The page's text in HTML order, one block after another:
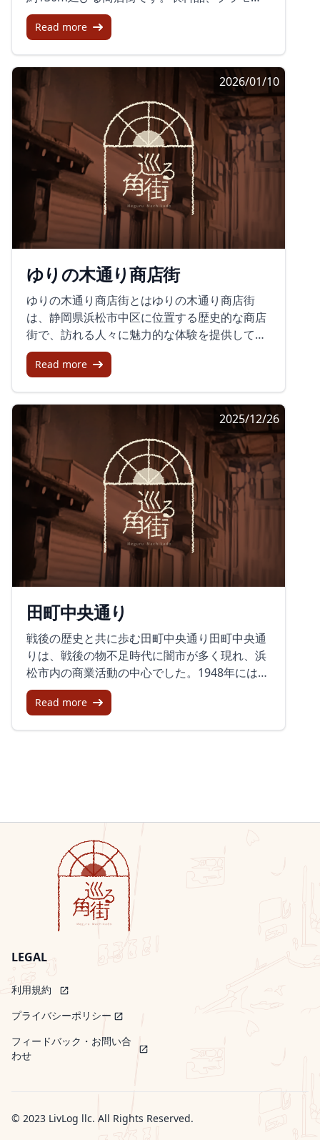
いを楽しむことができます。特に毎年11月に行
われる「軽トラ市」は、地元の採れたて野菜や
手作りの特産品が並び、地域外からの観光客も
多く訪れるイベントです。鍛冶町通商店街の楽
しみ方商店街を訪れたら、まずは地元の喫茶店
で一息つきましょう。のんびりとした雰囲気の
中、浜松の特産品を使用した料理を楽しむのも
一興です。また、家族や友人へのお土産を探す
際は、個性的な地元の菓子店や楽器店を訪れる
のがおすすめです。それぞれの店で、店主との
会話を楽しみながら、浜松の魅力を感じ取るこ
とができます。まとめ鍛冶町通商店街は、利便
性の良さ、豊富な商品、イベントの充実によっ
て訪れる価値が満載の商店街です。浜松市を訪
ら、浜松の魅力を満喫してください。地元の温
かい雰囲気と、個性あふれる店舗がきっと心に
残る思い出となるでしょう。
ル、美術、飲食店など多様な店舗が並び、新浜
松駅の西隣にある松菱通り商店街から続いてい
地域の安全を高めるため、NPO法人浜松まちな
か環境整備協議会によって防犯カメラ16台が設
置されました。この取り組みは、訪れる人々が
安心してショッピングや食事を楽しめるように
するためのものです。多彩な店構え鍛冶町10丁
目繁栄会は、独特な店構えが特徴です。地元の
住民だけでなく観光客にも人気があります。衣
料品店: さまざまなスタイルの服が揃う衣料品
店。プラモデル店: 模型愛好家にはたまらな
い、ユニークなプラモデル商品が並びます。美
術商: アート作品を楽しみながら買い物ができ
る空間を提供。そば店とメキシコ料理店: 日本
の伝統的な味と異国情緒あふれる料理を堪能で
きます。その他、寿司店、時計店、焼き鳥店、
理容室、リラクゼーションサロンなど、多岐に
わたるサービスが提供されています。浜松市の
一体感と活性化鍛冶町10丁目繁栄会は、浜松市
中心商店街の一部として、地域の活性化に寄与
しています。また、毎年開催される「浜松七夕
まつり」などのイベントを通じて、さらに街の
賑わいを創出しています。このイベントでは、
色とりどりの七夕飾りが街を彩り、訪れる人々
を楽しませています。まとめ多様な店舗が並ぶ
鍛冶町10丁目繁栄会は、地元民だけでなく観光
で訪れる方にも楽しめるスポットです。安心・
安全な買い物環境を支える防犯対策も魅力の一
つです。また、地域を盛り上げるイベントも定
期的に行われており、街全体が楽しさと活気に
満ちています。ぜひ一度訪れて、商店街の活力
と地元の魅力を体感してみてください。
Read more
2026/01/10
ゆりの木通り商店街
ゆりの木通り商店街とはゆりの木通り商店街
は、静岡県浜松市中区に位置する歴史的な商店
街で、訪れる人々に魅力的な体験を提供してい
ます。この商店街は、江戸時代から続く数多く
の店舗が並び、遠州鉄道の路線から浜松市役所
てこの場所にはお堀があり、今では商店街の名
の由来ともなっているゆりの木が伸びやかに並
び、穏やかな雰囲気を醸し出しています。魅力
的な店舗が集う商店街ゆりの木通り商店街に
は、アート教室、デザインテクノロジー専門学
校、インテリアショップ、呉服店など、地域の
生活を豊かにする店舗が集まっています。日常
生活に必要な商品やサービスを提供する店舗が
多いため、地域住民にとって親しみやすく、訪
問者にも多様な選択肢を提供しています。特
に、ファッションアイテムや日用品を取り扱う
店舗は多く、それぞれ個性豊かな商品が揃って
います。地域と訪問者をつなぐイベントゆりの
木通り商店街は、定期的にイベントを開催し、
地域コミュニティとのつながりを強化していま
す。特に人気のあるイベントが「ゆりの木通り
手作り品バザール」で、130店舗以上の手作り
品が通りを賑やかに埋め尽くします。このバザ
ールでは、出店者と訪問者が笑顔で交流し、地
域の活気を高めています。次回の開催は2026年
し、訪問者に商店街を探索する楽しみを提供し
ています。また、多くの若者が出店する店舗も
増えてきており、ゆりの木通りは文化的感度の
高い若者にとっても魅力的な場所です。訪れる
価値のある場所ゆりの木通り商店街は伝統と革
新が共存する商店街として、訪問者に多様な魅
力を提供しています。地域の歴史や文化を肌で
ことができます。商店街を散策するだけで、過
と思わせてくれる場所です。
Read more
2025/12/26
田町中央通り
戦後の歴史と共に歩む田町中央通り田町中央通
りは、戦後の物不足時代に闇市が多く現れ、浜
松市内の商業活動の中心でした。1948年には百
貨店や専門店の営業再開により闇市が衰退し、
1950年代には電力供給の安定に伴いネオン灯や
トランクルーム、銀行、飲食店など、地域の住
民や訪問者の多様なニーズに応える店舗が多数
存在します。以下のような店舗が揃っていま
す：美容室「レイフィールド」ブティック
「GEM」不動産会社「丸八不動産(株)」靴販売
店「mode Kilin」酒販売店「糀屋酒店」セレク
トショップ「COSMIC」や「alfe’s」飲食店
け」交流の場としての田町中央通りこの地域は
商業活動の中心地としてだけでなく、地元のコ
ミュニティや訪問者にとっての交流の場として
も機能しています。その多様性とアクセスの良
さは、浜松市の中心部の活気ある一角を形成し
ています。田町中央通りは、歴史と共に発展し
際には田町中央通りでショッピングやグルメを
Read more
LEGAL
利用規約 open_in_new
プライバシーポリシー open_in_new
フィードバック・お問い合
わせ
open_in_new
© 2023 LivLog llc. All Rights Reserved.